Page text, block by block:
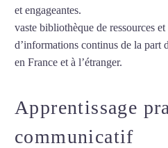
et engageantes.
vaste bibliothèque de ressources
d’informations continus de la part
en France et à l’étranger.
Apprentissage
communicatif